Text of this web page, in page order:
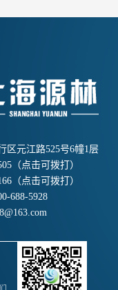
区元江路525号6幢1层
（点击可拨打）
（点击可拨打）
688-5928